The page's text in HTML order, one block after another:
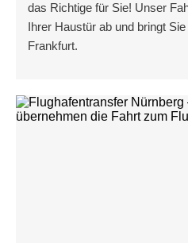
das Richtige für Sie! Unser
Ihrer Haustür ab und bringt
Frankfurt.